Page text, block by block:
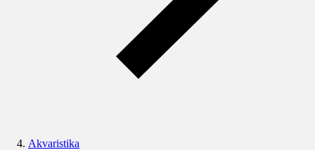
Akvaristika